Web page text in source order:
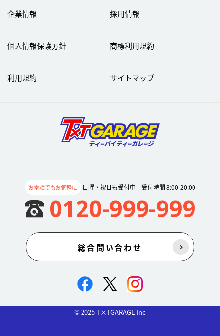
お電話でもお気軽に 日曜・祝日も受付中 受付時間 8:00-20:00
0120-999-999
総合問い合わせ
企業情報 採用情報
個人情報保護方針 商標利用規約
利用規約 サイトマップ
© 2025 T×TGARAGE Inc